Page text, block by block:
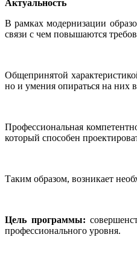
Актуальность
В рамках модернизации
связи с чем повышаются
Общепринятой
но и умения опираться на них
Профессиональная
который способен
Таким образом, возникает
Цель программы:
профессионального уровня.